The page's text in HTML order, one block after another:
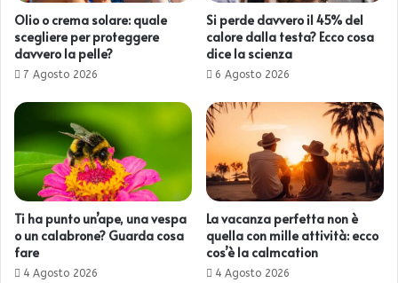
Olio o crema solare: quale
scegliere per proteggere
davvero la pelle?
7 Agosto 2026
Si perde davvero il 45% del
calore dalla testa? Ecco cosa
dice la scienza
6 Agosto 2026
Ti ha punto un’ape, una vespa
o un calabrone? Guarda cosa
fare
4 Agosto 2026
La vacanza perfetta non è
quella con mille attività: ecco
cos’è la calmcation
4 Agosto 2026